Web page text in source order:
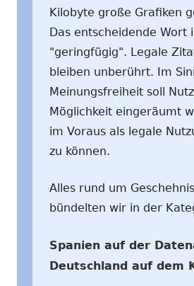
Kilobyte große Grafiken
Das entscheidende Wort
"geringfügig". Legale
bleiben unberührt. Im
Meinungsfreiheit soll
Möglichkeit eingeräumt
im Voraus als legale
zu können.
Alles rund um
bündelten wir in der
Spanien auf der
Deutschland auf dem